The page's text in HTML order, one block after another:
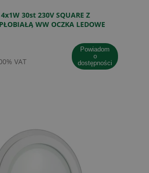
30st 230V SQUARE Z
WW OCZKA LEDOWE
VAT
powiadom
o
dostępności